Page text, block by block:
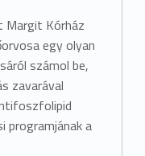
Margit Kórház
egy olyan
számol be,
zavarával
programjának a